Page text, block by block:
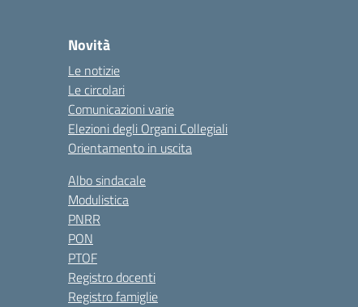
Novità
Le notizie
Le circolari
Comunicazioni varie
Elezioni degli Organi Collegiali
Orientamento in uscita
Albo sindacale
Modulistica
PNRR
PON
PTOF
Registro docenti
Registro famiglie